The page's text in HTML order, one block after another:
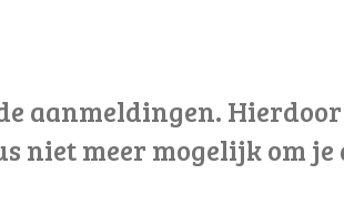
aanmeldingen.
niet meer mogelijk om je